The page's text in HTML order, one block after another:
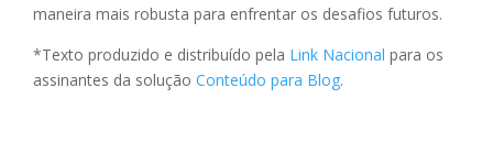
maneira mais robusta para enfrentar os desafios futuros.
*Texto produzido e distribuído pela Link Nacional para os
assinantes da solução Conteúdo para Blog.